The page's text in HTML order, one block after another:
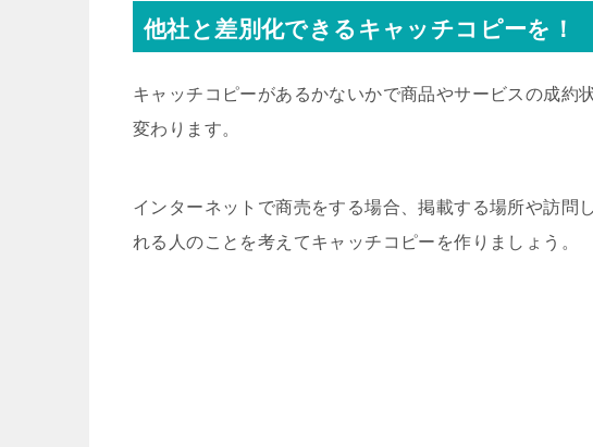
他社と差別化できるキャッチコピーを！
キャッチコピーがあるかないかで商品やサービスの成約
変わります。
インターネットで商売をする場合、掲載する場所や訪問
れる人のことを考えてキャッチコピーを作りましょう。